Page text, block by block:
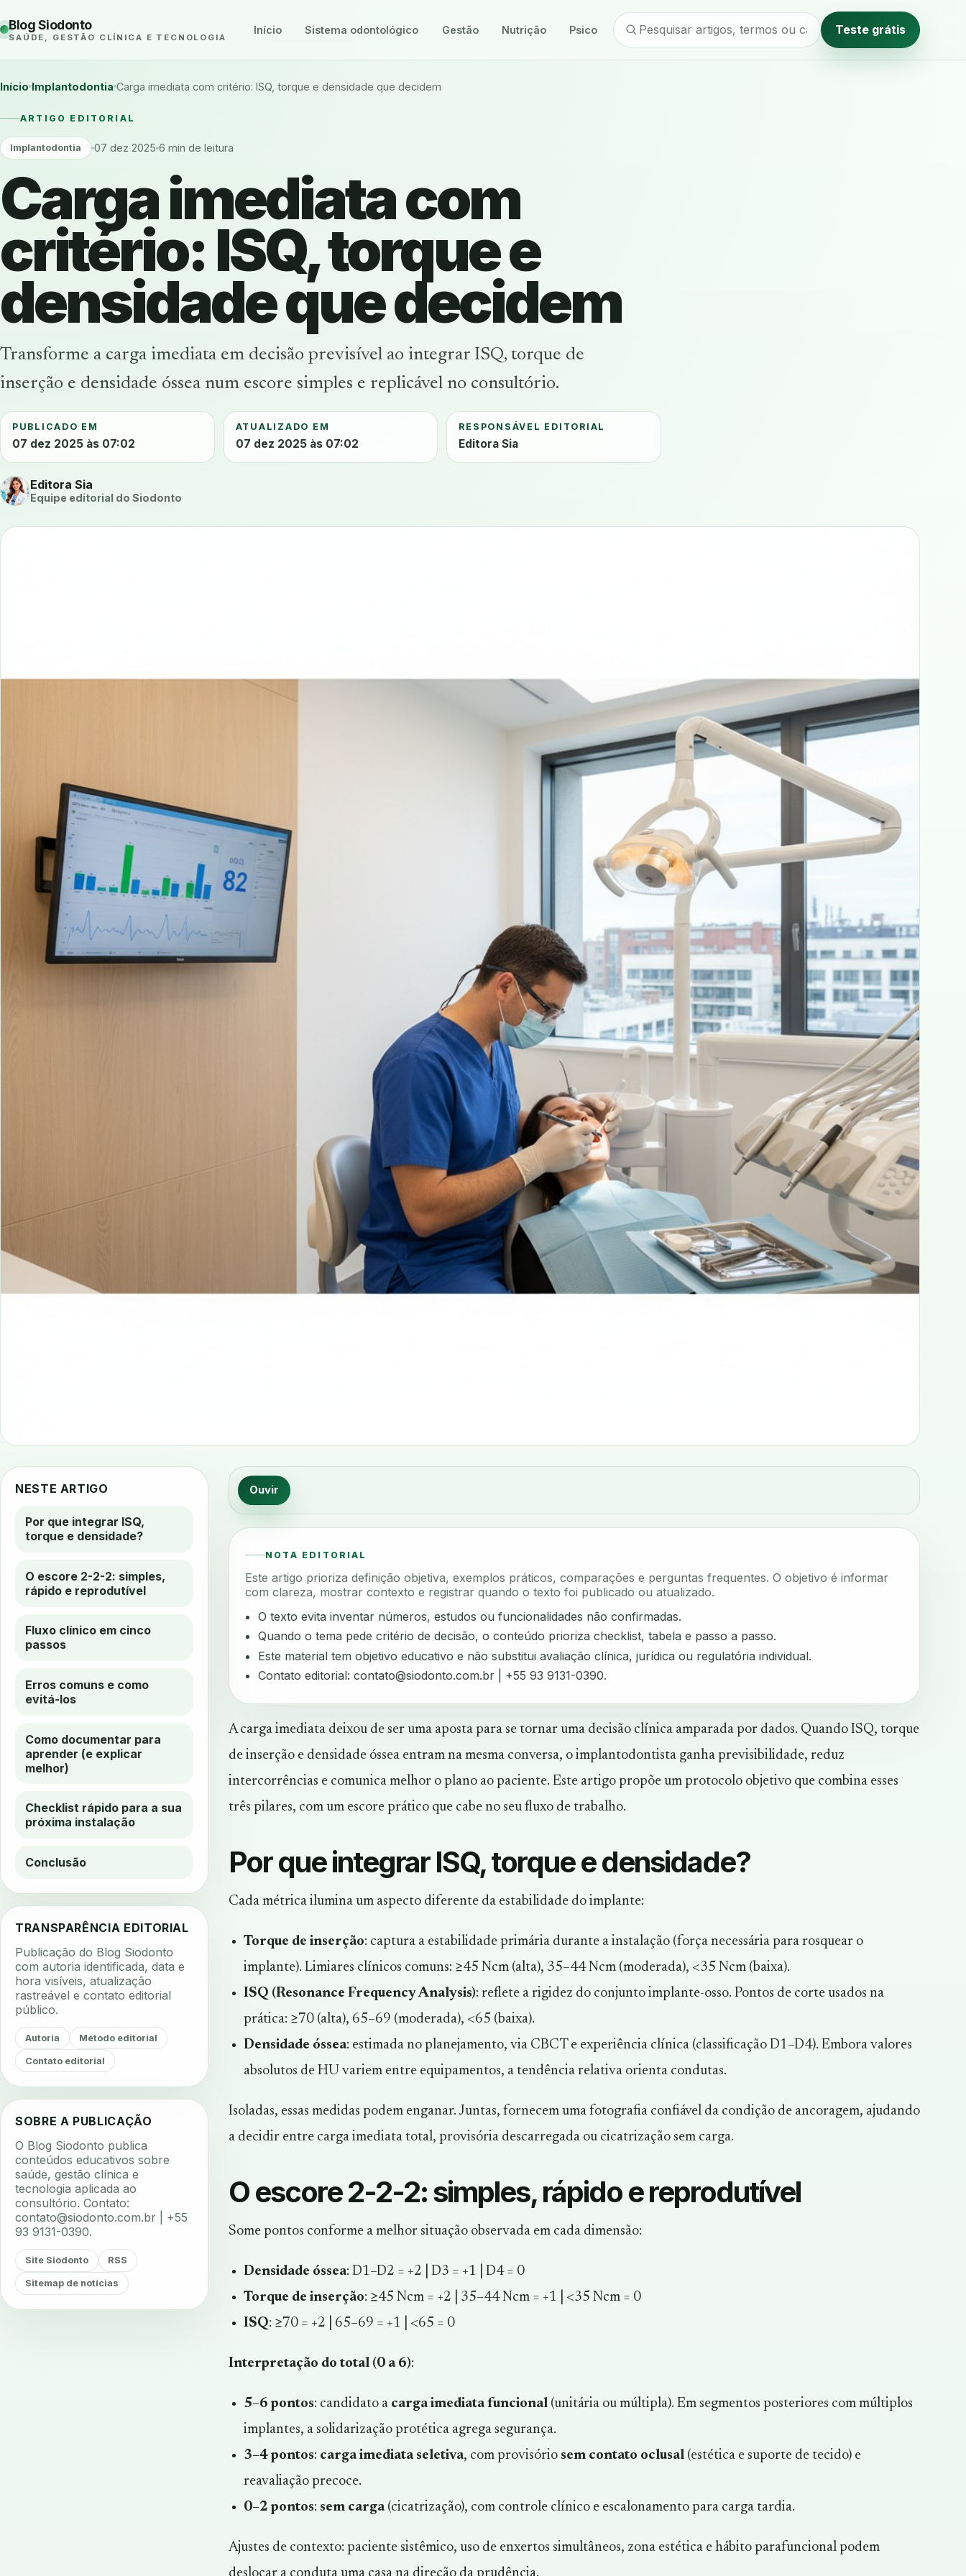
Blog Siodonto
SAÚDE, GESTÃO CLÍNICA E TECNOLOGIA
Início Sistema odontológico Gestão Nutrição Psicologia Método editorial Teste grátis
Início Implantodontia Carga imediata com critério: ISQ, torque e densidade que decidem
ARTIGO EDITORIAL
Implantodontia 07 dez 2025 6 min de leitura
Carga imediata com
critério: ISQ, torque e
densidade que decidem
Transforme a carga imediata em decisão previsível ao integrar ISQ, torque de
inserção e densidade óssea num escore simples e replicável no consultório.
PUBLICADO EM
07 dez 2025 às 07:02
ATUALIZADO EM
07 dez 2025 às 07:02
RESPONSÁVEL EDITORIAL
Editora Sia
Editora Sia
Equipe editorial do Siodonto
NESTE ARTIGO
Por que integrar ISQ,
torque e densidade?
O escore 2-2-2: simples,
rápido e reprodutível
Fluxo clínico em cinco
passos
Erros comuns e como
evitá-los
Como documentar para
aprender (e explicar
melhor)
Checklist rápido para a sua
próxima instalação
Conclusão
TRANSPARÊNCIA EDITORIAL
Publicação do Blog Siodonto
com autoria identificada, data e
hora visíveis, atualização
rastreável e contato editorial
público.
Autoria Método editorial
Contato editorial
SOBRE A PUBLICAÇÃO
O Blog Siodonto publica
conteúdos educativos sobre
saúde, gestão clínica e
tecnologia aplicada ao
consultório. Contato:
contato@siodonto.com.br | +55
93 9131-0390.
Site Siodonto RSS
Sitemap de notícias
Ouvir
NOTA EDITORIAL
Este artigo prioriza definição objetiva, exemplos práticos, comparações e perguntas frequentes. O objetivo é informar
com clareza, mostrar contexto e registrar quando o texto foi publicado ou atualizado.
O texto evita inventar números, estudos ou funcionalidades não confirmadas.
Quando o tema pede critério de decisão, o conteúdo prioriza checklist, tabela e passo a passo.
Este material tem objetivo educativo e não substitui avaliação clínica, jurídica ou regulatória individual.
Contato editorial:contato@siodonto.com.br | +55 93 9131-0390.
A carga imediata deixou de ser uma aposta para se tornar uma decisão clínica amparada por dados. Quando ISQ, torque
de inserção e densidade óssea entram na mesma conversa, o implantodontista ganha previsibilidade, reduz
intercorrências e comunica melhor o plano ao paciente. Este artigo propõe um protocolo objetivo que combina esses
três pilares, com um escore prático que cabe no seu fluxo de trabalho.
Por que integrar ISQ, torque e densidade?
Cada métrica ilumina um aspecto diferente da estabilidade do implante:
Torque de inserção: captura a estabilidade primária durante a instalação (força necessária para rosquear o
implante). Limiares clínicos comuns: ≥45 Ncm (alta), 35–44 Ncm (moderada), <35 Ncm (baixa).
ISQ (Resonance Frequency Analysis): reflete a rigidez do conjunto implante-osso. Pontos de corte usados na
prática: ≥70 (alta), 65–69 (moderada), <65 (baixa).
Densidade óssea: estimada no planejamento, via CBCT e experiência clínica (classificação D1–D4). Embora valores
absolutos de HU variem entre equipamentos, a tendênciarelativa orienta condutas.
Isoladas, essas medidas podem enganar. Juntas, fornecem uma fotografia confiável da condição de ancoragem, ajudando
a decidir entre carga imediata total, provisória descarregada ou cicatrização sem carga.
O escore 2-2-2: simples, rápido e reprodutível
Some pontos conforme a melhor situação observada em cada dimensão:
Densidade óssea: D1–D2 = +2 | D3 = +1 | D4 = 0
Torque de inserção: ≥45 Ncm = +2 | 35–44 Ncm = +1 | <35 Ncm = 0
ISQ: ≥70 = +2 | 65–69 = +1 | <65 = 0
Interpretação do total (0 a 6):
5–6 pontos: candidato a carga imediata funcional(unitária ou múltipla). Em segmentos posteriores com múltiplos
implantes, a solidarização protética agrega segurança.
3–4 pontos: carga imediata seletiva, com provisório sem contato oclusal(estética e suporte de tecido) e
reavaliação precoce.
0–2 pontos: sem carga(cicatrização), com controle clínico e escalonamento para carga tardia.
Ajustes de contexto: paciente sistêmico, uso de enxertos simultâneos, zona estética e hábito parafuncional podem
deslocar a conduta uma casa na direção da prudência.